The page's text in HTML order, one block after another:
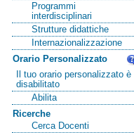
Programmi
interdisciplinari
Strutture didattiche
Internazionalizzazione
Orario Personalizzato
Il tuo orario personalizzato è
disabilitato
Abilita
Ricerche
Cerca Docenti